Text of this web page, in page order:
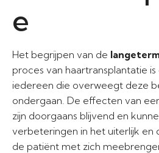
e
Het begrijpen van de
proces van haartransplantatie
iedereen die overweegt deze
ondergaan. De effecten van
zijn doorgaans blijvend en
verbeteringen in het uiterlijk en
de patiënt met zich